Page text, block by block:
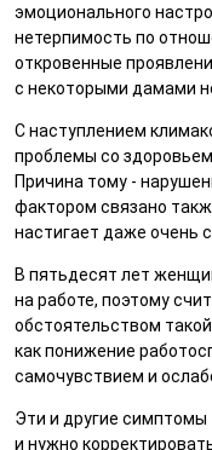
эмоционального
нетерпимость по
откровенные
с некоторыми дамами
С наступлением
проблемы со
Причина тому -
фактором связано
настигает даже очень
В пятьдесят лет
на работе, поэтому
обстоятельством
как понижение
самочувствием и
Эти и другие симптомы
и нужно